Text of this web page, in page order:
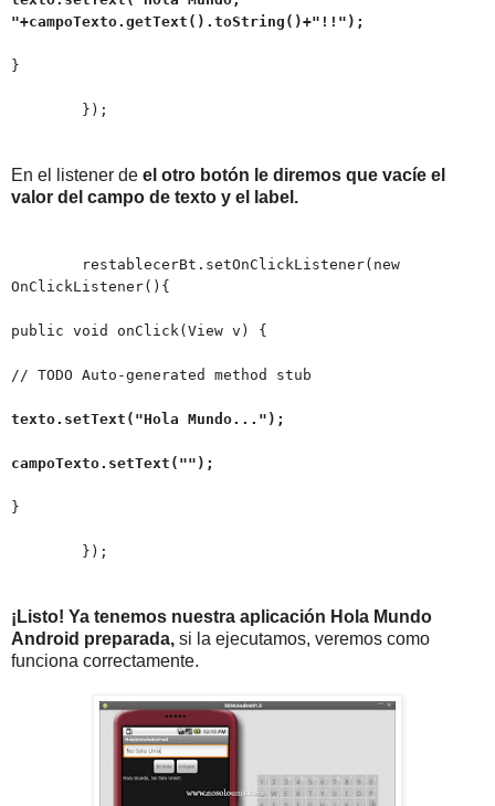
"+campoTexto.getText().toString()+"!!");
}
});
En el listener de el otro botón le diremos que vacíe el
valor del campo de texto y el label.
restablecerBt.setOnClickListener(new
OnClickListener(){
public void onClick(View v) {
// TODO Auto-generated method stub
texto.setText("Hola Mundo...");
campoTexto.setText("");
}
});
¡Listo! Ya tenemos nuestra aplicación Hola Mundo
Android preparada, si la ejecutamos, veremos como
funciona correctamente.